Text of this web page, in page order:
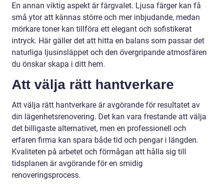
En annan viktig aspekt är färgvalet. Ljusa färger kan få
små ytor att kännas större och mer inbjudande, medan
mörkare toner kan tillföra ett elegant och sofistikerat
intryck. Här gäller det att hitta en balans som passar det
naturliga ljusinsläppet och den övergripande atmosfären
du önskar skapa i ditt hem.
Att välja rätt hantverkare
Att välja rätt hantverkare är avgörande för resultatet av
din lägenhetsrenovering. Det kan vara frestande att välja
det billigaste alternativet, men en professionell och
erfaren firma kan spara både tid och pengar i längden.
Kvaliteten på arbetet och förmågan att hålla sig till
tidsplanen är avgörande för en smidig
renoveringsprocess.